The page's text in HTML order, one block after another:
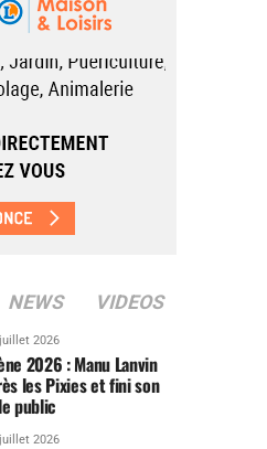
NEWS VIDEOS
2026
2026 : Manu Lanvin
les Pixies et fini son
public
2026